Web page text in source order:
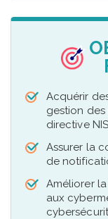
Acquérir
gestion des
directive NIS
Assurer la
de
Améliorer
aux